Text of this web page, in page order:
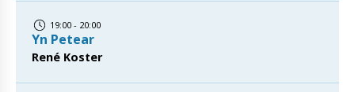
19:00 - 20:00
Yn Petear
René Koster